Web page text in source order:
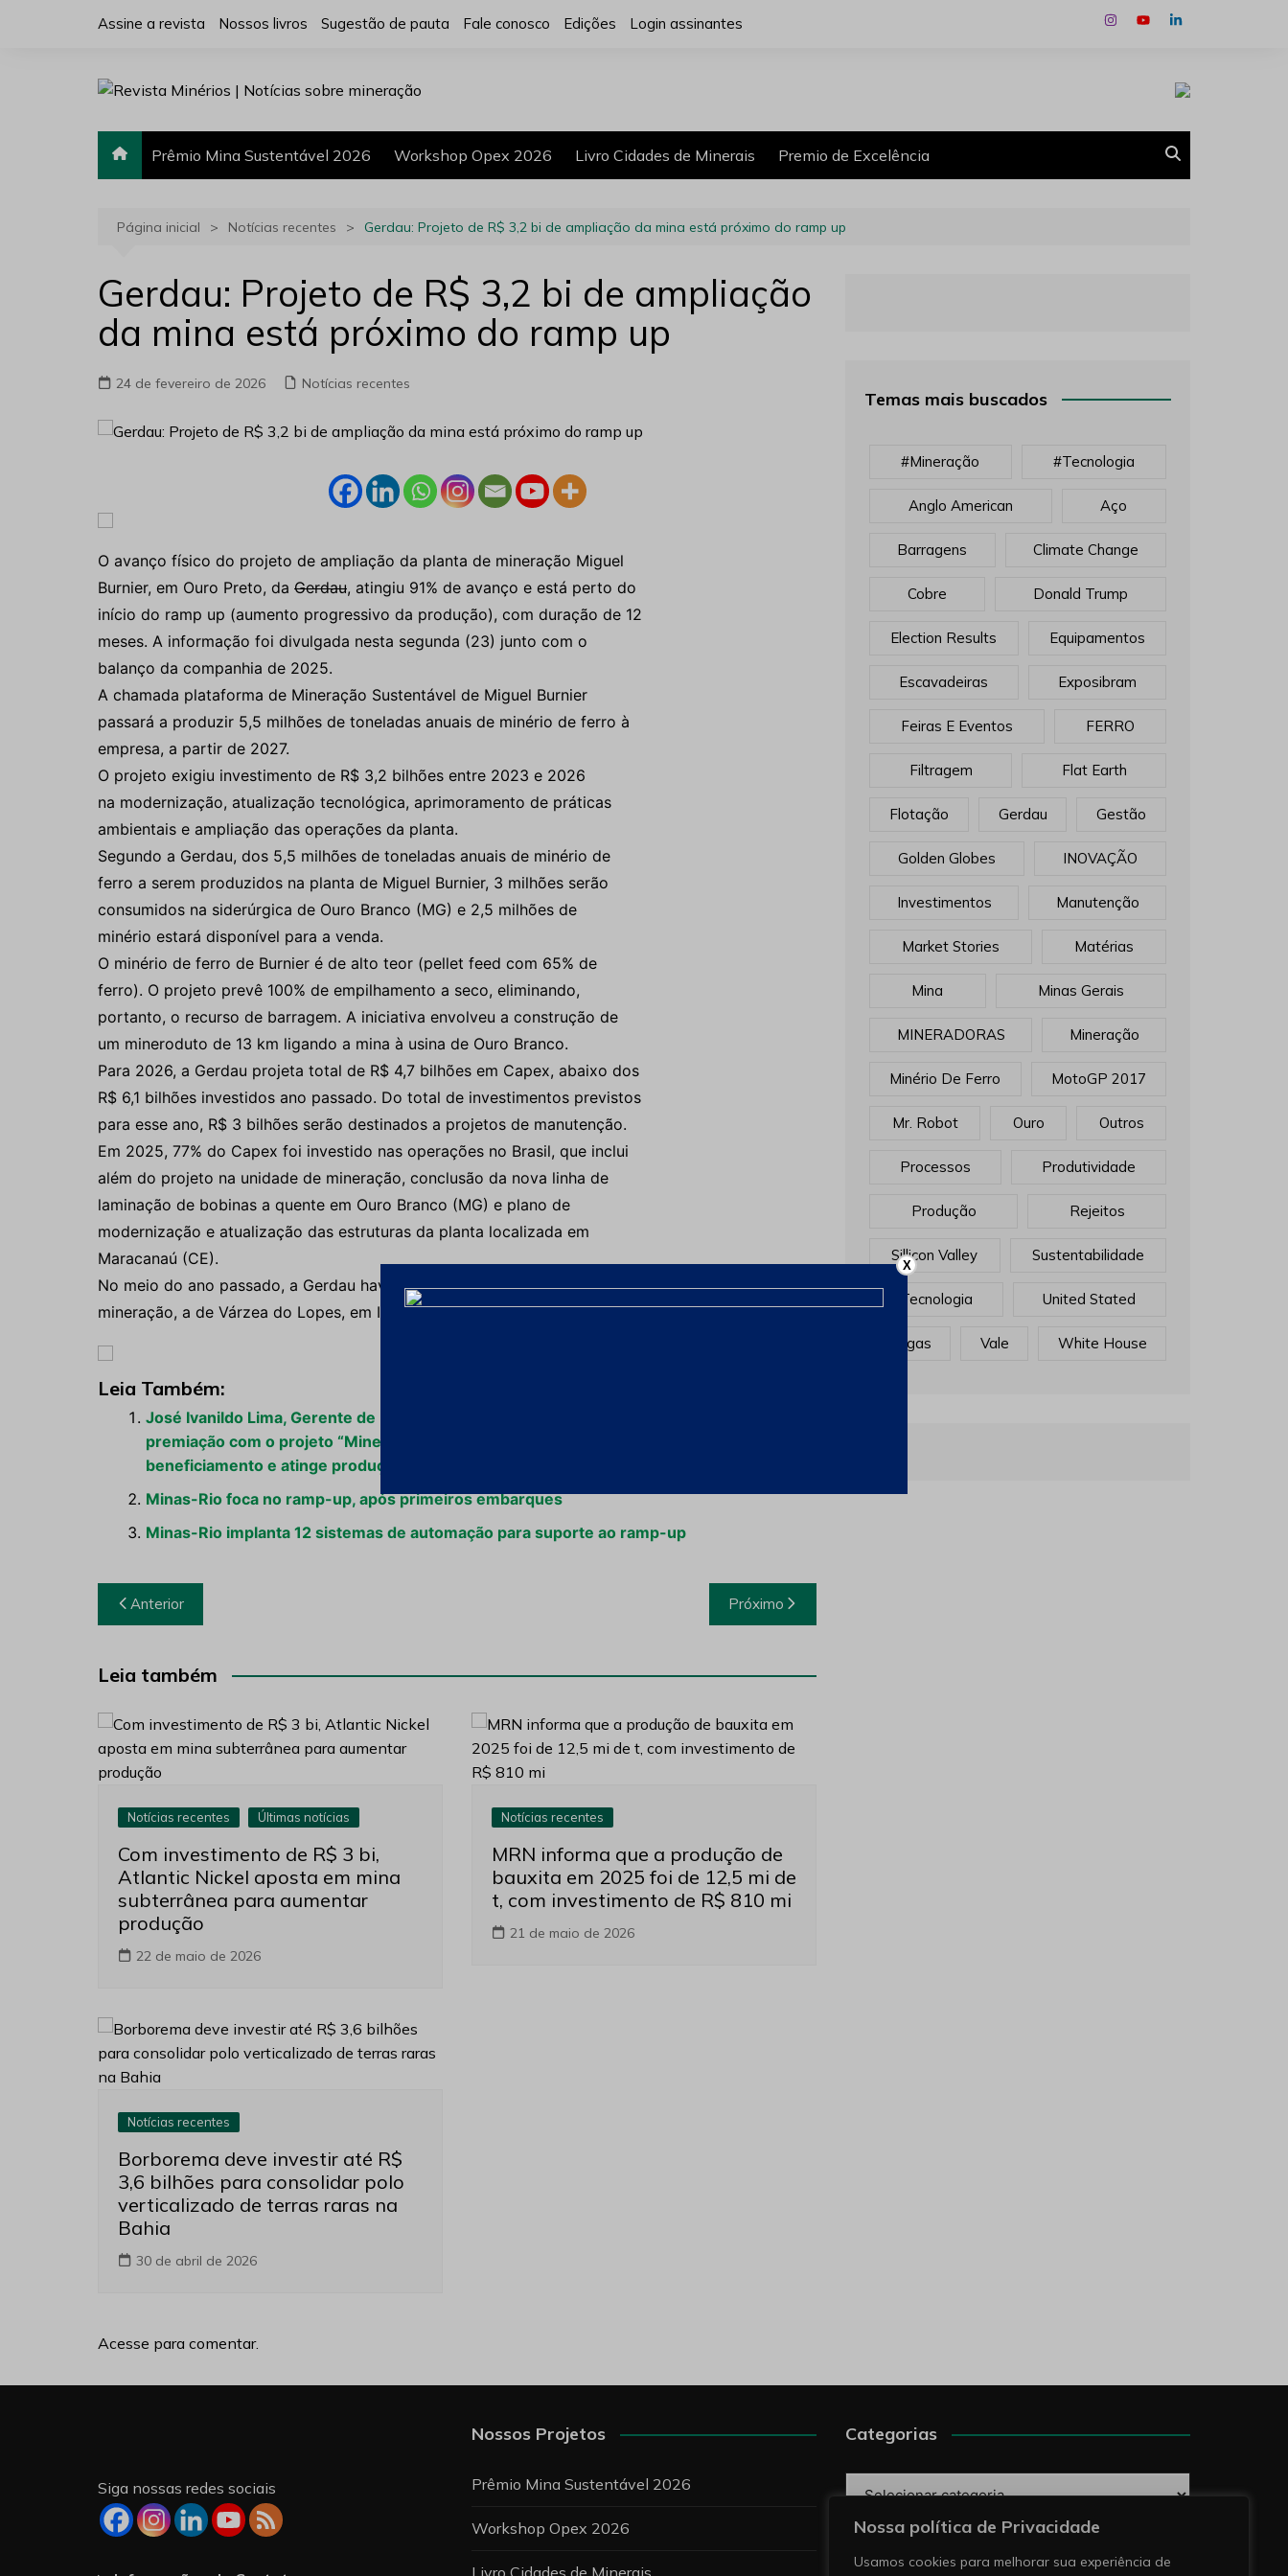
Nossa política de Privacidade
Usamos cookies para melhorar sua experiência de
Assine a revista Nossos livros Sugestão de pauta Fale conosco Edições Login assinantes
Prêmio Mina Sustentável 2026 Workshop Opex 2026 Livro Cidades de Minerais Premio de Excelência
Página inicial Notícias recentes Gerdau: Projeto de R$ 3,2 bi de ampliação da mina está próximo do ramp up
Gerdau: Projeto de R$ 3,2 bi de ampliação
da mina está próximo do ramp up
24 de fevereiro de 2026 Notícias recentes
O avanço físico do projeto de ampliação da planta de mineração Miguel
Burnier, em Ouro Preto, da Gerdau, atingiu 91% de avanço e está perto do
início do ramp up (aumento progressivo da produção), com duração de 12
meses. A informação foi divulgada nesta segunda (23) junto com o
balanço da companhia de 2025.
A chamada plataforma de Mineração Sustentável de Miguel Burnier
passará a produzir 5,5 milhões de toneladas anuais de minério de ferro à
empresa, a partir de 2027.
O projeto exigiu investimento de R$ 3,2 bilhões entre 2023 e 2026
na modernização, atualização tecnológica, aprimoramento de práticas
ambientais e ampliação das operações da planta.
Segundo a Gerdau, dos 5,5 milhões de toneladas anuais de minério de
ferro a serem produzidos na planta de Miguel Burnier, 3 milhões serão
consumidos na siderúrgica de Ouro Branco (MG) e 2,5 milhões de
minério estará disponível para a venda.
O minério de ferro de Burnier é de alto teor (pellet feed com 65% de
ferro). O projeto prevê 100% de empilhamento a seco, eliminando,
portanto, o recurso de barragem. A iniciativa envolveu a construção de
um mineroduto de 13 km ligando a mina à usina de Ouro Branco.
Para 2026, a Gerdau projeta total de R$ 4,7 bilhões em Capex, abaixo dos
R$ 6,1 bilhões investidos ano passado. Do total de investimentos previstos
para esse ano, R$ 3 bilhões serão destinados a projetos de manutenção.
Em 2025, 77% do Capex foi investido nas operações no Brasil, que inclui
além do projeto na unidade de mineração, conclusão da nova linha de
laminação de bobinas a quente em Ouro Branco (MG) e plano de
modernização e atualização das estruturas da planta localizada em
Maracanaú (CE).
No meio do ano passado, a Gerdau havia vendido a sua outra planta de
mineração, a de Várzea do Lopes, em Itabirito (MG), para o Grupo Avante.
Leia Também:
José Ivanildo Lima, Gerente de Planta e Beneficiamento na Aurizona, Concorre na
premiação com o projeto “Mineração Aurizona realiza ramp-up de nova planta de
beneficiamento e atinge produção comercial em quatro meses de operação”
Minas-Rio foca no ramp-up, após primeiros embarques
Minas-Rio implanta 12 sistemas de automação para suporte ao ramp-up
Navegação
de
Post
Anterior Próximo
Leia também
Notícias recentes Últimas notícias
Com investimento de R$ 3 bi,
Atlantic Nickel aposta em mina
subterrânea para aumentar
produção
22 de maio de 2026
Notícias recentes
MRN informa que a produção de
bauxita em 2025 foi de 12,5 mi de
t, com investimento de R$ 810 mi
21 de maio de 2026
Notícias recentes
Borborema deve investir até R$
3,6 bilhões para consolidar polo
verticalizado de terras raras na
Bahia
30 de abril de 2026
Acesse para comentar.
Temas mais buscados
#mineração #tecnologia
Anglo American Aço
Barragens Climate Change
Cobre Donald Trump
Election Results Equipamentos
Escavadeiras Exposibram
Feiras E Eventos FERRO
Filtragem Flat Earth
Flotação Gerdau Gestão
Golden Globes INOVAÇÃO
Investimentos Manutenção
Market Stories Matérias
Mina Minas Gerais
MINERADORAS Mineração
Minério De Ferro MotoGP 2017
Mr. Robot Ouro Outros
Processos Produtividade
Produção Rejeitos
Sillicon Valley Sustentabilidade
Tecnologia United Stated
Vagas Vale White House
Siga nossas redes sociais
Nossos Projetos
Prêmio Mina Sustentável 2026
Workshop Opex 2026
Categorias
Pesquise
X